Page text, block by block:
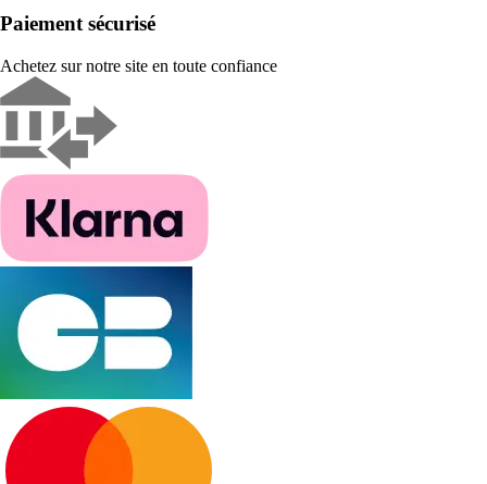
Paiement sécurisé
Achetez sur notre site en toute confiance